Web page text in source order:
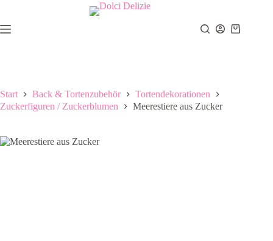
springen
Warenkorb
Start Back & Tortenzubehör
Tortendekorationen
Zuckerfiguren / Zuckerblumen
Meerestiere aus Zucker